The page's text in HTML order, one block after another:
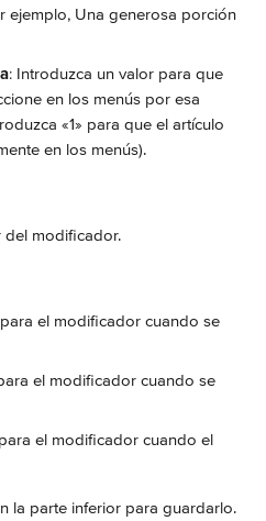
ejemplo, Una generosa porción
: Introduzca un valor para que
en los menús por esa
«1» para que el artículo
en los menús).
del modificador.
el modificador cuando se
el modificador cuando se
el modificador cuando el
la parte inferior para guardarlo.